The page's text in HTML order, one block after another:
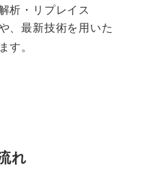
析・リプレイス
、最新技術を用いた
す。
れ